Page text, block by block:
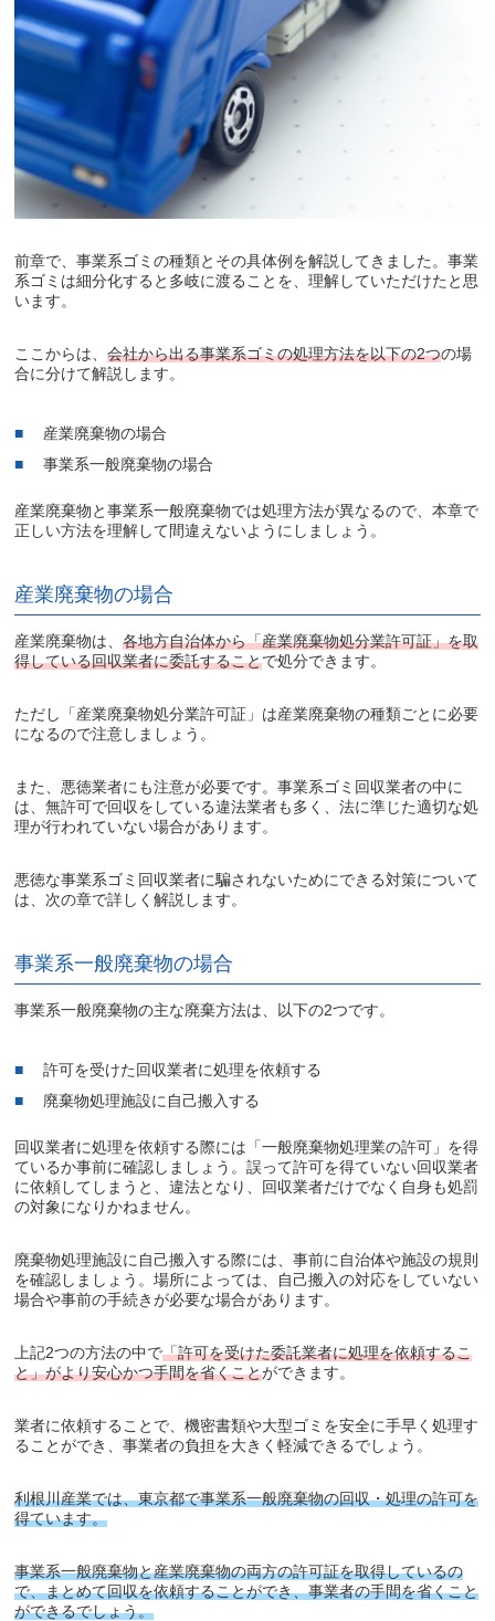
前章で、事業系ゴミの種類とその具体例を解説してきました。事業
系ゴミは細分化すると多岐に渡ることを、理解していただけたと思
います。
ここからは、会社から出る事業系ゴミの処理方法を以下の2つの場
合に分けて解説します。
産業廃棄物の場合
事業系一般廃棄物の場合
産業廃棄物と事業系一般廃棄物では処理方法が異なるので、本章で
正しい方法を理解して間違えないようにしましょう。
産業廃棄物の場合
産業廃棄物は、各地方自治体から「産業廃棄物処分業許可証」を取
得している回収業者に委託することで処分できます。
ただし「産業廃棄物処分業許可証」は産業廃棄物の種類ごとに必要
になるので注意しましょう。
また、悪徳業者にも注意が必要です。事業系ゴミ回収業者の中に
は、無許可で回収をしている違法業者も多く、法に準じた適切な処
理が行われていない場合があります。
悪徳な事業系ゴミ回収業者に騙されないためにできる対策について
は、次の章で詳しく解説します。
事業系一般廃棄物の場合
事業系一般廃棄物の主な廃棄方法は、以下の2つです。
許可を受けた回収業者に処理を依頼する
廃棄物処理施設に自己搬入する
回収業者に処理を依頼する際には「一般廃棄物処理業の許可」を得
ているか事前に確認しましょう。誤って許可を得ていない回収業者
に依頼してしまうと、違法となり、回収業者だけでなく自身も処罰
の対象になりかねません。
廃棄物処理施設に自己搬入する際には、事前に自治体や施設の規則
を確認しましょう。場所によっては、自己搬入の対応をしていない
場合や事前の手続きが必要な場合があります。
上記2つの方法の中で「許可を受けた委託業者に処理を依頼するこ
と」がより安心かつ手間を省くことができます。
業者に依頼することで、機密書類や大型ゴミを安全に手早く処理す
ることができ、事業者の負担を大きく軽減できるでしょう。
利根川産業では、東京都で事業系一般廃棄物の回収・処理の許可を
得ています。
事業系一般廃棄物と産業廃棄物の両方の許可証を取得しているの
で、まとめて回収を依頼することができ、事業者の手間を省くこと
ができるでしょう。